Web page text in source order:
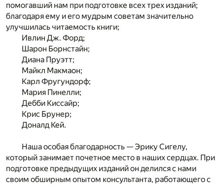
помогавший нам при подготовке всех трех изданий;
благодаря ему и его мудрым советам значительно
улучшилась читаемость книги;
Ивлин Дж. Форд;
Шарон Борнстайн;
Диана Пруэтт;
Майкл Макмаон;
Карл Фругундорф;
Мария Пинелли;
Дебби Киссайр;
Крис Брунер;
Доналд Кей.
Наша особая благодарность — Эрику Сигелу,
который занимает почетное место в наших сердцах. При
подготовке предыдущих изданий он делился с нами
своим обширным опытом консультанта, работающего с